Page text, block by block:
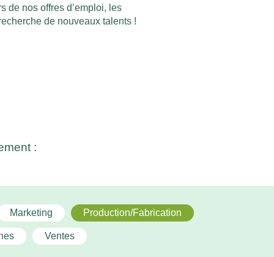
de nos offres d’emploi, les
de nouveaux talents !
:
Marketing Production/Fabrication
Ventes